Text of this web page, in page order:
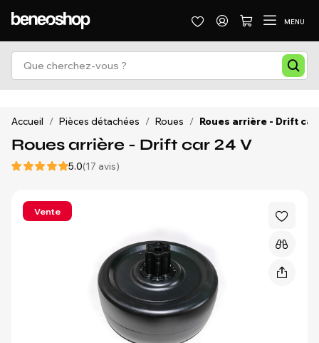
MENU
Accueil / Pièces détachées / Roues / Roues arrière - Drift car
Roues arrière - Drift car 24 V
5.0(17 avis)
Vente